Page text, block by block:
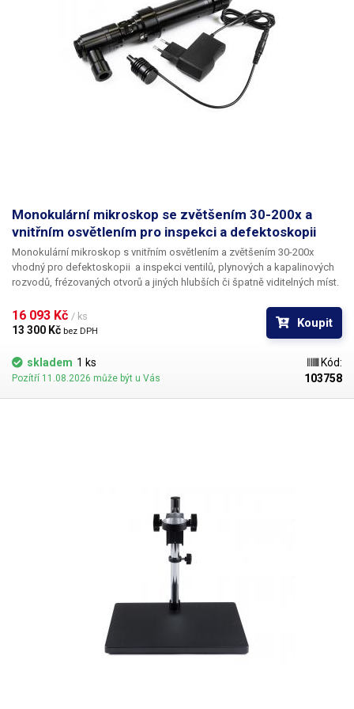
propojit s kamerou – získáte digitální mikroskop s funkcí ukládání nebo
tisku pořízených snímků. K mikroskopu je standardně dodáván nástavec
se zvětšením 0,5x, který definuje zvětšení mikroskopu v případě, že
chcete dosáhnout dvojásobného zvětšení proti původnímu dokupte
nástavec 100706 1x, nebo pro čtyřnásobné zvětšení dokupte nástavec
100707 se zvětšením 2x.
Monokulární mikroskop se zvětšením 30-200x a
vnitřním osvětlením pro inspekci a defektoskopii
Monokulární mikroskop s vnitřním osvětlením a zvětšením 30-200x
vhodný pro defektoskopii a inspekci ventilů, plynových a kapalinových
rozvodů, frézovaných otvorů a jiných hlubších či špatně viditelných míst.
speciálním osvětlením, které vrhá světlo přímo skrz optické členy, světlo
tvoří úzký kužel v ose záběru kamery, díky kterému lze pozorovat i malé
a hluboké otvory typicky při defektoskopii, kontrole vzduchových a
plynových rozvodů, ventilů, trysek, trubic či jinde, kde není možné využít
klasické kruhové osvětlení mikroskopu. V horní částí tubusu je připraven
vnější závit 24mm pro připojení kamery, na spodní straně je jak vnitřní
24mm tak vnější 28mm závit pro připojení předsádek či filtrů. Tubus o
rozlišení zobrazovacího zařízení (monitoru) Při měření zvětšení 30-200x
byla použita kamera s čipem o velikosti 1/1.8” bez použití předsádky a
monitor 23" s rozlišením 2560px na delší straně.
16 093 Kč / ks
13 300 Kč bez DPH
Koupit
skladem 1 ks
Pozítří 11.08.2026 může být u Vás
Kód:
103758